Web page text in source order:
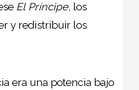
El Príncipe, los
y redistribuir los
era una potencia bajo